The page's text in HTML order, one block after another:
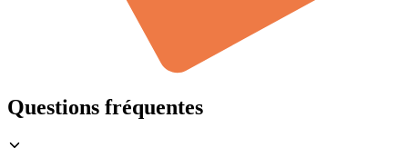
Questions fréquentes